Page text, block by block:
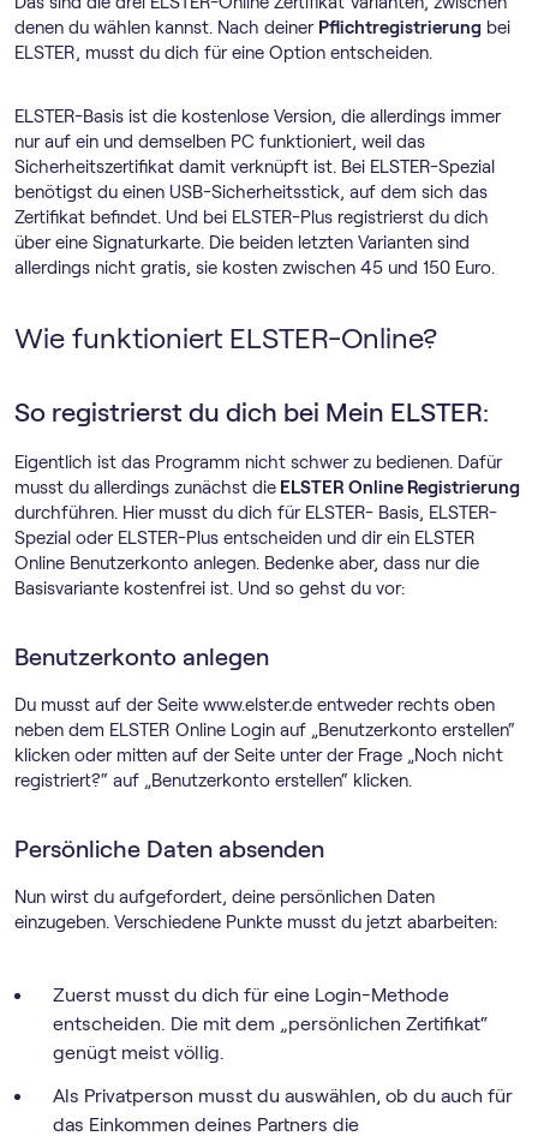
denen du wählen kannst. Nach deiner Pflichtregistrierung bei
ELSTER, musst du dich für eine Option entscheiden.
ELSTER-Basis ist die kostenlose Version, die allerdings immer
nur auf ein und demselben PC funktioniert, weil das
Sicherheitszertifikat damit verknüpft ist. Bei ELSTER-Spezial
benötigst du einen USB-Sicherheitsstick, auf dem sich das
Zertifikat befindet. Und bei ELSTER-Plus registrierst du dich
über eine Signaturkarte. Die beiden letzten Varianten sind
allerdings nicht gratis, sie kosten zwischen 45 und 150 Euro.
Wie funktioniert ELSTER-Online?
So registrierst du dich bei Mein ELSTER:
Eigentlich ist das Programm nicht schwer zu bedienen. Dafür
musst du allerdings zunächst die ELSTER Online Registrierung
durchführen. Hier musst du dich für ELSTER- Basis, ELSTER-
Spezial oder ELSTER-Plus entscheiden und dir ein ELSTER
Online Benutzerkonto anlegen. Bedenke aber, dass nur die
Basisvariante kostenfrei ist. Und so gehst du vor:
Benutzerkonto anlegen
Du musst auf der Seite www.elster.de entweder rechts oben
neben dem ELSTER Online Login auf „Benutzerkonto erstellen“
klicken oder mitten auf der Seite unter der Frage „Noch nicht
registriert?“ auf „Benutzerkonto erstellen“ klicken.
Persönliche Daten absenden
Nun wirst du aufgefordert, deine persönlichen Daten
einzugeben. Verschiedene Punkte musst du jetzt abarbeiten:
Zuerst musst du dich für eine Login-Methode
entscheiden. Die mit dem „persönlichen Zertifikat“
genügt meist völlig.
Als Privatperson musst du auswählen, ob du auch für
das Einkommen deines Partners die